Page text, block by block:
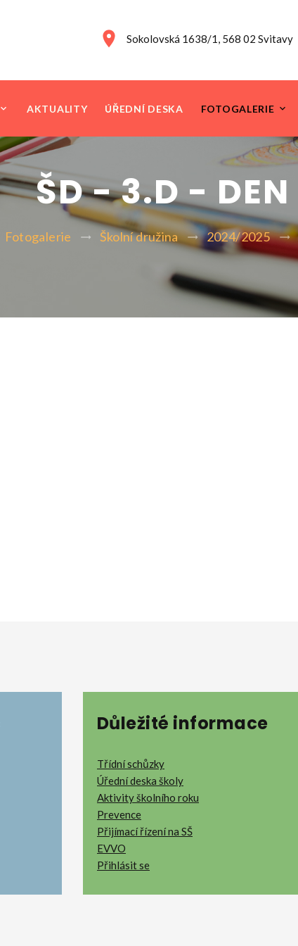
Sokolovská 1638/1, 568 02 Svitavy
AKTUALITY ÚŘEDNÍ DESKA FOTOGALERIE
ŠD - 3.D - DEN
Fotogalerie Školní družina 2024/2025
Důležité informace
Třídní schůzky
Úřední deska školy
Aktivity školního roku
Prevence
Přijímací řízení na SŠ
EVVO
Přihlásit se